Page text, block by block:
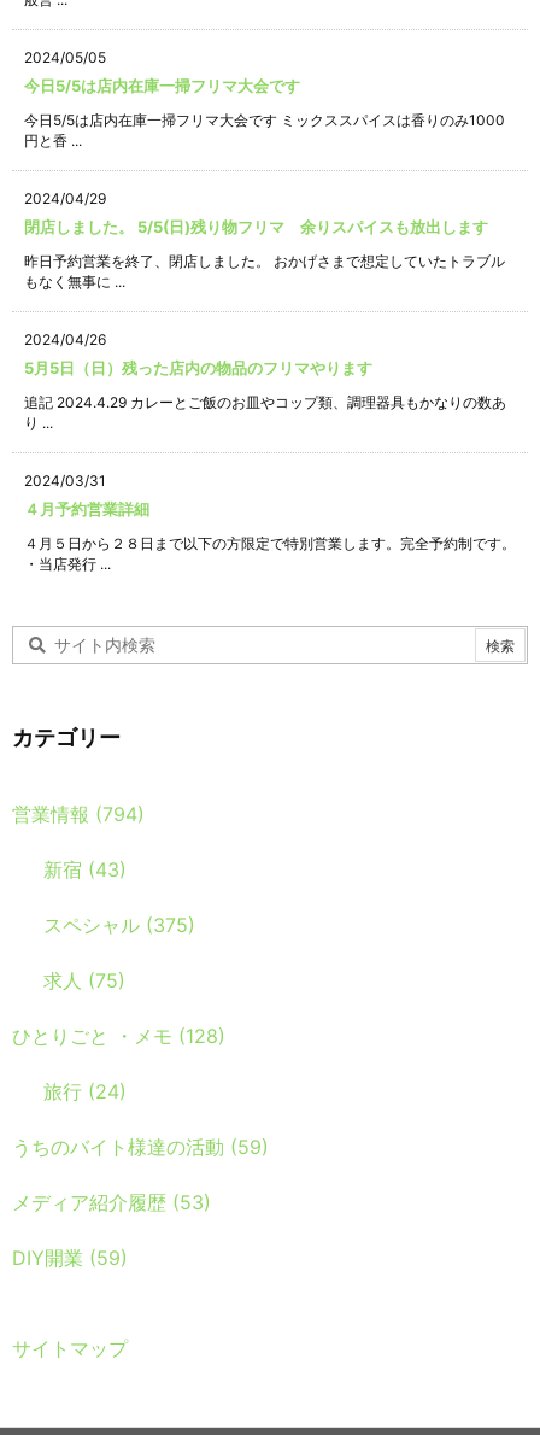
2024/05/05
今日5/5は店内在庫一掃フリマ大会です
今日5/5は店内在庫一掃フリマ大会です ミックススパイスは香りのみ1000
円と香 ...
2024/04/29
閉店しました。 5/5(日)残り物フリマ 余りスパイスも放出します
昨日予約営業を終了、閉店しました。 おかげさまで想定していたトラブル
もなく無事に ...
2024/04/26
5月5日（日）残った店内の物品のフリマやります
追記 2024.4.29 カレーとご飯のお皿やコップ類、調理器具もかなりの数あ
り ...
2024/03/31
４月予約営業詳細
４月５日から２８日まで以下の方限定で特別営業します。完全予約制です。
・当店発行 ...
カテゴリー
営業情報 (794)
新宿 (43)
スペシャル (375)
求人 (75)
ひとりごと ・メモ (128)
旅行 (24)
うちのバイト様達の活動 (59)
メディア紹介履歴 (53)
DIY開業 (59)
サイトマップ